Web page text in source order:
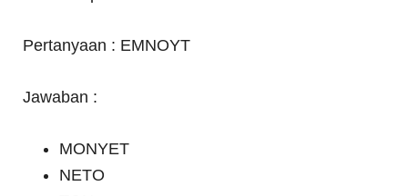
Pertanyaan : EMNOYT
Jawaban :
MONYET
NETO